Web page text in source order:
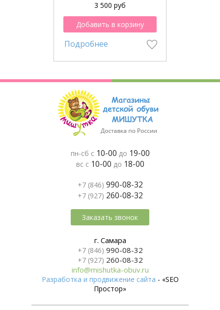
3 500 руб
Добавить в корзину
Подробнее
пн-сб с 10-00 до 19-00
вс с 10-00 до 18-00
+7 (846) 990-08-32
+7 (927) 260-08-32
Заказать звонок
г. Самара
+7 (846) 990-08-32
+7 (927) 260-08-32
info@mishutka-obuv.ru
Разработка и продвижение сайта - «SEO
Простор»